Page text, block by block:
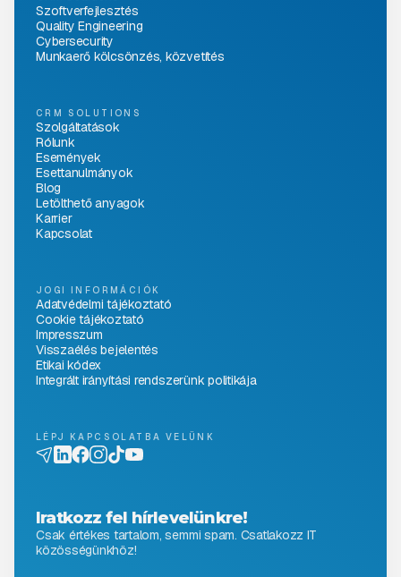
Szoftverfejlesztés
Quality Engineering
Cybersecurity
Munkaerő kölcsönzés, közvetítés
CRM SOLUTIONS
Szolgáltatások
Rólunk
Események
Esettanulmányok
Blog
Letölthető anyagok
Karrier
Kapcsolat
JOGI INFORMÁCIÓK
Adatvédelmi tájékoztató
Cookie tájékoztató
Impresszum
Visszaélés bejelentés
Etikai kódex
Integrált irányítási rendszerünk politikája
LÉPJ KAPCSOLATBA VELÜNK
Iratkozz fel hírlevelünkre!
Csak értékes tartalom, semmi spam. Csatlakozz IT
közösségünkhöz!